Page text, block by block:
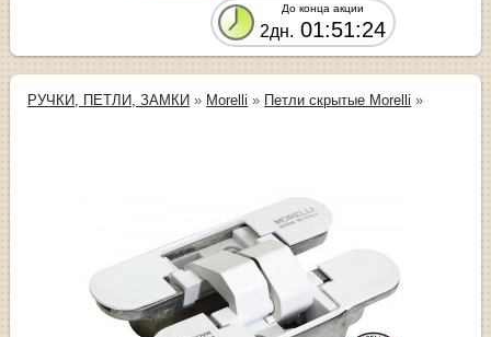
До конца акции
2дн. 01:51:24
РУЧКИ, ПЕТЛИ, ЗАМКИ » Morelli » Петли скрытые Morelli »